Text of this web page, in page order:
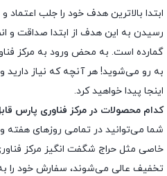
ابتدا بالاترین هدف خود را جلب اعتماد
رسیدن به این هدف از ابتدا صداقت
گمارده است. به محض ورود به مرکز
به رو می‌شوید! هر آنچه که نیاز
اینجا پیدا خواهید کرد.
کدام محصولات در مرکز فناوری پارس
شما می‌توانید در تمامی روزهای هفته
خاصی مثل حراج شگفت انگیز مرکز
تخفیف عالی می‌شوند، سفارش خود را